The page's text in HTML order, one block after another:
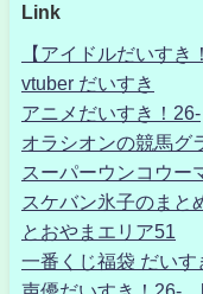
Link
【アイドルだいすき
vtuber だいすき
アニメだいすき！26-
オラシオンの競馬グ
スーパーウンコウー
スケバン氷子のまと
とおやまエリア51
一番くじ福袋 だいす